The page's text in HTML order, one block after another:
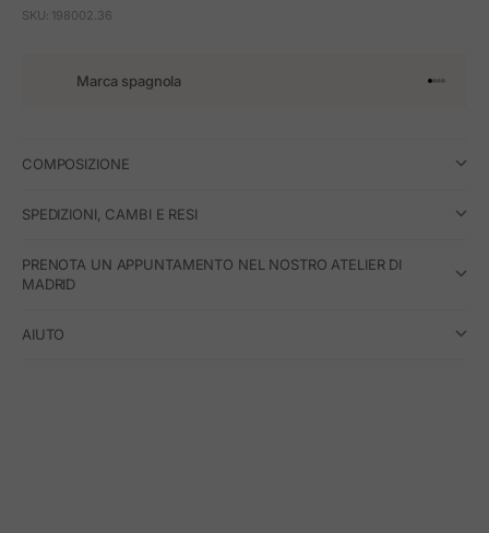
SKU: 198002.36
Marca spagnola Vai
Vai
Vai
Vai
COMPOSIZIONE
SPEDIZIONI, CAMBI E RESI
PRENOTA UN APPUNTAMENTO NEL NOSTRO ATELIER DI
MADRID
AIUTO